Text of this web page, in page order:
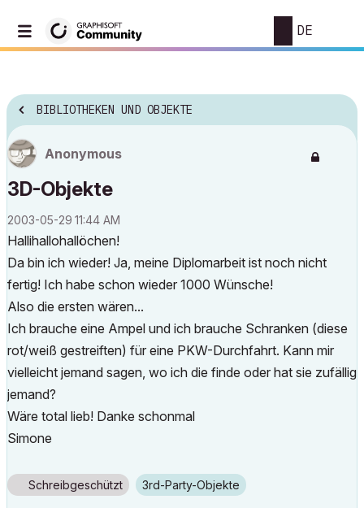
DE
BIBLIOTHEKEN UND OBJEKTE
Anonymous
3D-Objekte
‎2003-05-29 11:44 AM
Hallihallohallöchen!
Da bin ich wieder! Ja, meine Diplomarbeit ist noch nicht
fertig! Ich habe schon wieder 1000 Wünsche!
Also die ersten wären...
Ich brauche eine Ampel und ich brauche Schranken (diese
rot/weiß gestreiften) für eine PKW-Durchfahrt. Kann mir
vielleicht jemand sagen, wo ich die finde oder hat sie zufällig
jemand?
Wäre total lieb! Danke schonmal
Simone
Schreibgeschützt 3rd-Party-Objekte